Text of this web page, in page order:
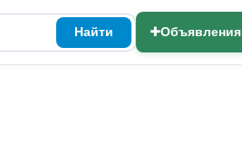
Найти Объявления